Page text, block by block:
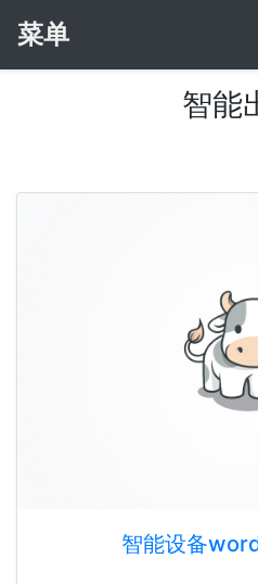
菜单
智能
智能设备